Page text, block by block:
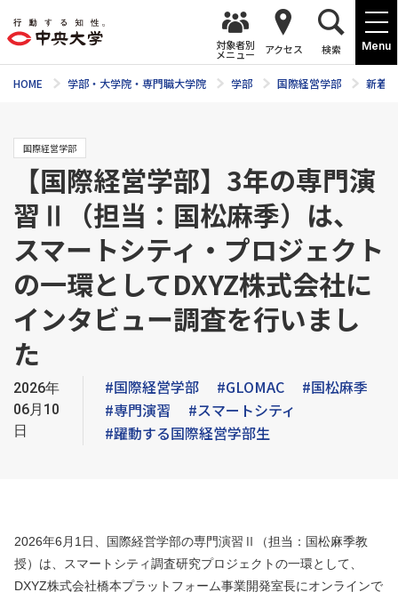
Menu
対象者別
メニュー アクセス 検索
HOME 学部・大学院・専門職大学院 学部 国際経営学部 新着
国際経営学部
【国際経営学部】3年の専門演
習Ⅱ（担当：国松麻季）は、
スマートシティ・プロジェクト
の一環としてDXYZ株式会社に
インタビュー調査を行いまし
た
2026年
06月10
日
#国際経営学部 #GLOMAC
#国松麻季
#専門演習
#スマートシティ
#躍動する国際経営学部生
2026年6月1日、国際経営学部の専門演習Ⅱ（担当：国松麻季教
授）は、スマートシティ調査研究プロジェクトの一環として、
DXYZ株式会社橋本プラットフォーム事業開発室長にオンラインで